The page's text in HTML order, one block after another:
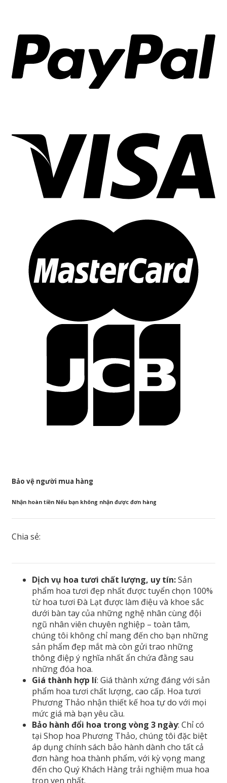
Bảo vệ người mua hàng
Nhận hoàn tiền Nếu bạn không nhận được đơn hàng
Chia sẻ:
Dịch vụ hoa tươi chất lượng, uy tín:Sản
phẩm hoa tươi đẹp nhất được tuyển chọn 100%
từ hoa tươi Đà Lạt được làm điệu và khoe sắc
dưới bàn tay của những nghệ nhân cùng đội
ngũ nhân viên chuyên nghiệp – toàn tâm,
chúng tôi không chỉ mang đến cho bạn những
sản phẩm đẹp mắt mà còn gửi trao những
thông điệp ý nghĩa nhất ẩn chứa đằng sau
những đóa hoa.
Giá thành hợp lí: Giá thành xứng đáng với sản
phẩm hoa tươi chất lượng, cao cấp. Hoa tươi
Phương Thảo nhận thiết kế hoa tự do với mọi
mức giá mà bạn yêu cầu.
Bảo hành đổi hoa trong vòng 3 ngày: Chỉ có
tại Shop hoa Phương Thảo, chúng tôi đặc biệt
áp dụng chính sách bảo hành dành cho tất cả
đơn hàng hoa thành phẩm, với kỳ vọng mang
đến cho Quý Khách Hàng trải nghiệm mua hoa
trọn vẹn nhất.